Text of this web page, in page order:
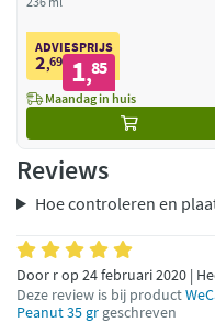
ADVIESPRIJS
2,69 1,85
Maandag in huis
Reviews
Hoe controleren en
Door r op 24 februari 2020 |
Deze review is bij product
Peanut 35 gr geschreven